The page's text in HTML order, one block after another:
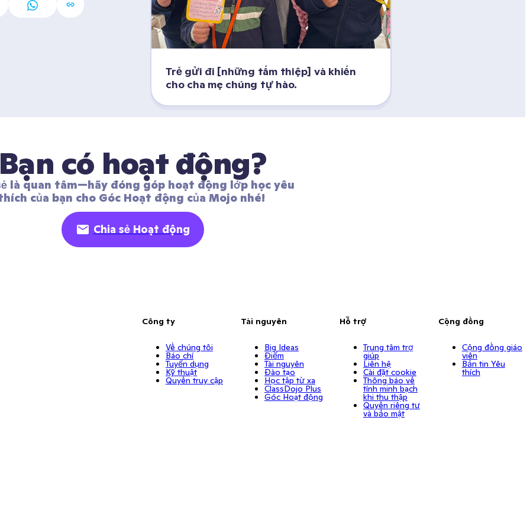
Trẻ gửi đi [những tấm thiệp] và khiến
cho cha mẹ chúng tự hào.
có hoạt động?
là quan tâm—hãy đóng góp hoạt động lớp học yêu
của bạn cho Góc Hoạt động của Mojo nhé!
Chia sẻ Hoạt động
Công ty
Về chúng tôi
Báo chí
Tuyển dụng
Kỹ thuật
Quyền truy cập
Tài nguyên
Big Ideas
Điểm
Tài nguyên
Đào tạo
Học tập từ xa
ClassDojo Plus
Góc Hoạt động
Hỗ trợ
Trung tâm trợ
giúp
Liên hệ
Cài đặt cookie
Thông báo về
tính minh bạch
khi thu thập
Quyền riêng tư
và bảo mật
Cộng đồng
Cộng đồng giáo
viên
Bản tin Yêu
thích